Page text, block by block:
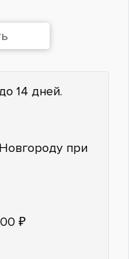
14 дней.
при
₽